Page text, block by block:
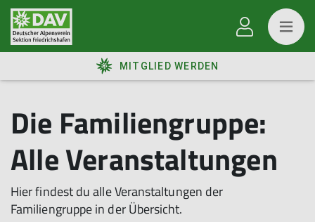
MITGLIED WERDEN
Die Familiengruppe:
Alle Veranstaltungen
Hier findest du alle Veranstaltungen der
Familiengruppe in der Übersicht.